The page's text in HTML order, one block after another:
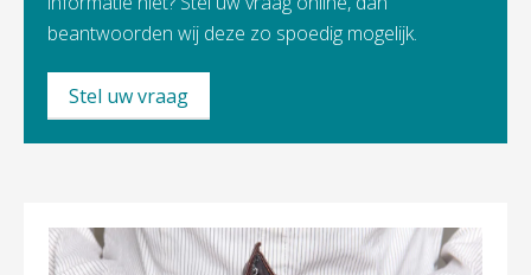
beantwoorden wij deze zo spoedig mogelijk.
Stel uw vraag